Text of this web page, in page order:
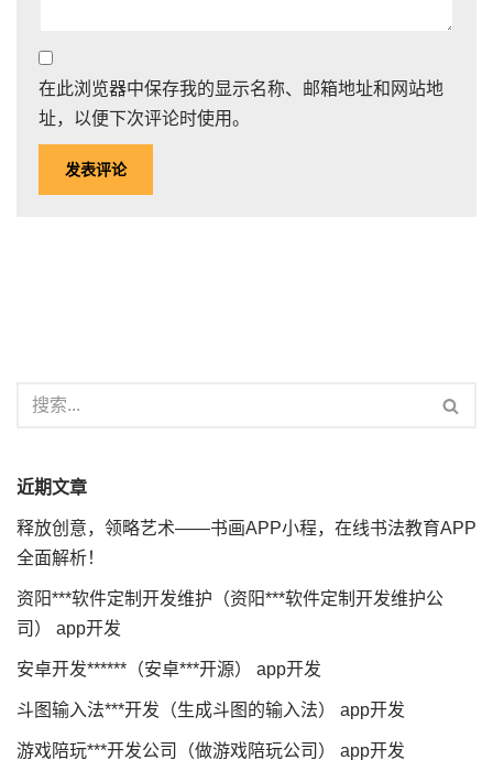
在此浏览器中保存我的显示名称、邮箱地址和网站地
址，以便下次评论时使用。
近期文章
释放创意，领略艺术——书画APP小程，在线书法教育APP
全面解析！
资阳***软件定制开发维护（资阳***软件定制开发维护公
司） app开发
安卓开发******（安卓***开源） app开发
斗图输入法***开发（生成斗图的输入法） app开发
游戏陪玩***开发公司（做游戏陪玩公司） app开发